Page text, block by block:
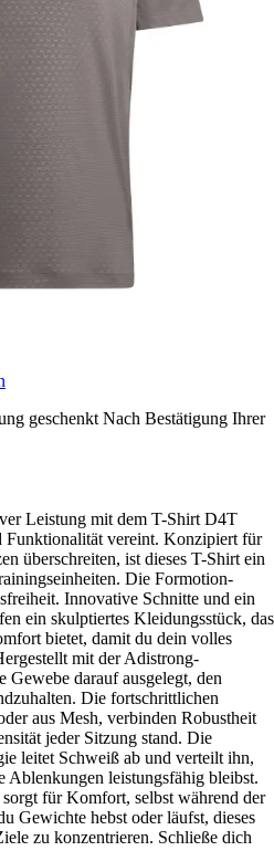
geschenkt Nach Bestätigung Ihrer
Leistung mit dem T-Shirt D4T
Funktionalität vereint. Konzipiert für
überschreiten, ist dieses T-Shirt ein
Die Formotion-
Innovative Schnitte und ein
ein skulptiertes Kleidungsstück, das
bietet, damit du dein volles
mit der Adistrong-
Gewebe darauf ausgelegt, den
Die fortschrittlichen
aus Mesh, verbinden Robustheit
jeder Sitzung stand. Die
leitet Schweiß ab und verteilt ihn,
Ablenkungen leistungsfähig bleibst.
für Komfort, selbst während der
Gewichte hebst oder läufst, dieses
zu konzentrieren. Schließe dich